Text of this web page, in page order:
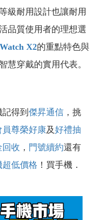
級耐用設計也讓耐用
品質使用者的理想選
X2的重點特色與
慧穿戴的實用代表。
得到 傑昇通信 ，挑
員尊榮好康及好禮抽
回收 ， 門號續約還有
超低價格 ！買手機．